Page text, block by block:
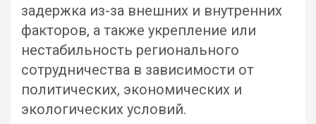
задержка из-за внешних и внутренних
факторов, а также укрепление или
нестабильность регионального
сотрудничества в зависимости от
политических, экономических и
экологических условий.